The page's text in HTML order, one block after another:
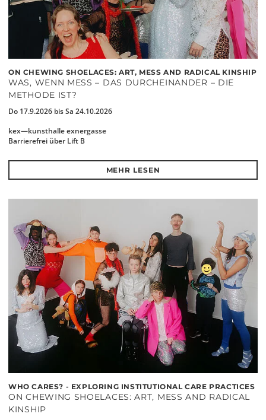
ON CHEWING SHOELACES: ART, MESS AND RADICAL KINSHIP
WAS, WENN MESS – DAS DURCHEINANDER – DIE
METHODE IST?
Do 17.9.2026 bis Sa 24.10.2026
kex—kunsthalle exnergasse
Barrierefrei über Lift B
MEHR LESEN
WHO CARES? - EXPLORING INSTITUTIONAL CARE PRACTICES
ON CHEWING SHOELACES: ART, MESS AND RADICAL
KINSHIP